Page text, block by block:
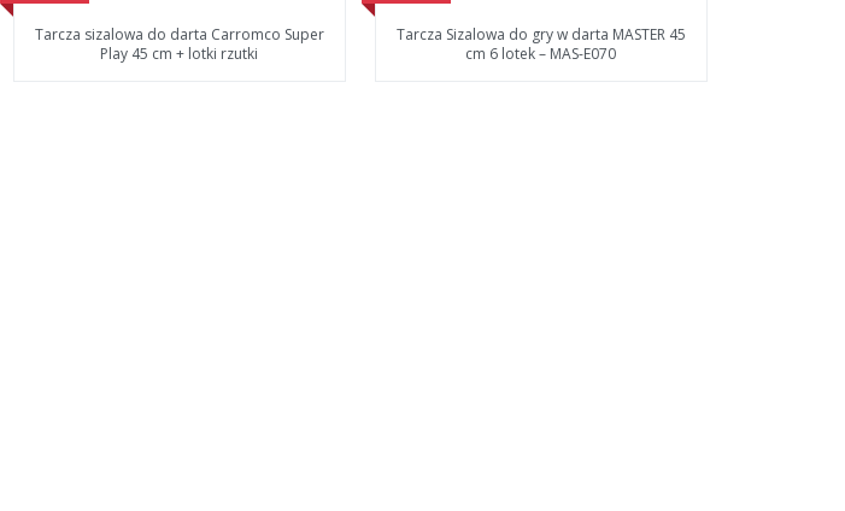
Tarcza sizalowa do darta Carromco Super
Play 45 cm + lotki rzutki
Tarcza Sizalowa do gry w darta MASTER 45
cm 6 lotek – MAS-E070